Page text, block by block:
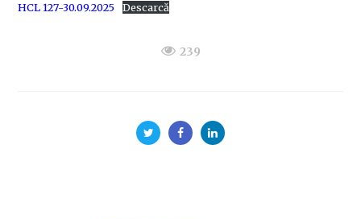
HCL 127-30.09.2025 Descarcă
239